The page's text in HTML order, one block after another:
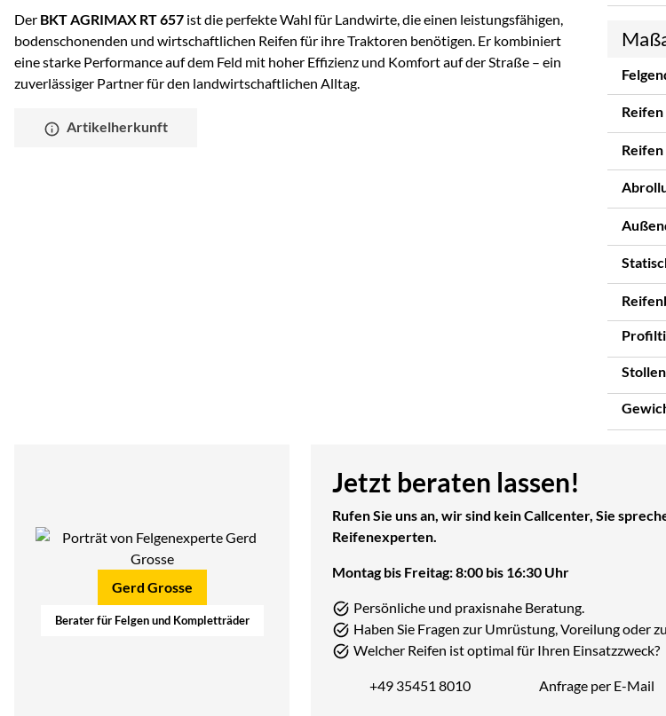
Der BKT AGRIMAX RT 657 ist die perfekte Wahl für Landwirte, die einen leistungsfähigen,
bodenschonenden und wirtschaftlichen Reifen für ihre Traktoren benötigen. Er kombiniert
eine starke Performance auf dem Feld mit hoher Effizienz und Komfort auf der Straße – ein
zuverlässiger Partner für den landwirtschaftlichen Alltag.
Artikelherkunft
Gerd Grosse
Berater für Felgen und Kompletträder
Jetzt beraten lassen!
Rufen Sie uns an, wir sind kein Callcenter, Sie
Reifenexperten.
Montag bis Freitag: 8:00 bis 16:30 Uhr
Persönliche und praxisnahe Beratung.
Haben Sie Fragen zur Umrüstung, Voreilung oder
Welcher Reifen ist optimal für Ihren Einsatzzweck?
Telefon:
+49 35451 8010 Anfrage per E-Mail